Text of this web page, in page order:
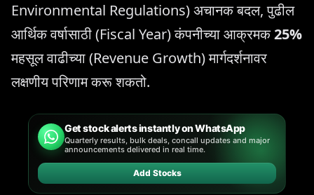
Environmental Regulations) अचानक बदल, पुढील
आर्थिक वर्षासाठी (Fiscal Year) कंपनीच्या आक्रमक25%
महसूल वाढीच्या (Revenue Growth) मार्गदर्शनावर
लक्षणीय परिणाम करू शकतो.
Get stock alerts instantly on WhatsApp
Quarterly results, bulk deals, concall updates and major
announcements delivered in real time.
Add Stocks